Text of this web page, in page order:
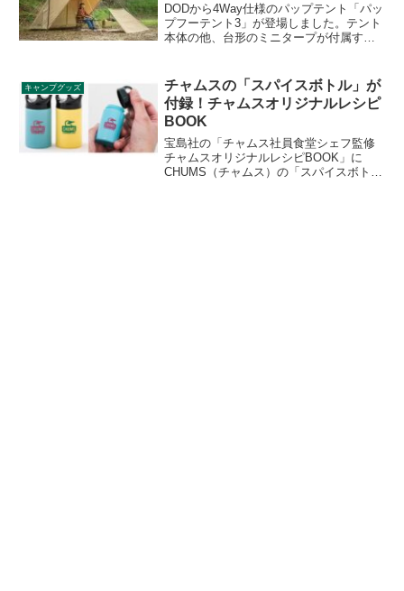
DODから4Way仕様のパップテント「パッ
プフーテント3」が登場しました。テント
本体の他、台形のミニタープが付属する
の連結も可能です。詳細をレビューしま
す。
キャンプグッズ
チャムスの「スパイスボトル」が
付録！チャムスオリジナルレシピ
BOOK
宝島社の「チャムス社員食堂シェフ監修
チャムスオリジナルレシピBOOK」に
CHUMS（チャムス）の「スパイスボト